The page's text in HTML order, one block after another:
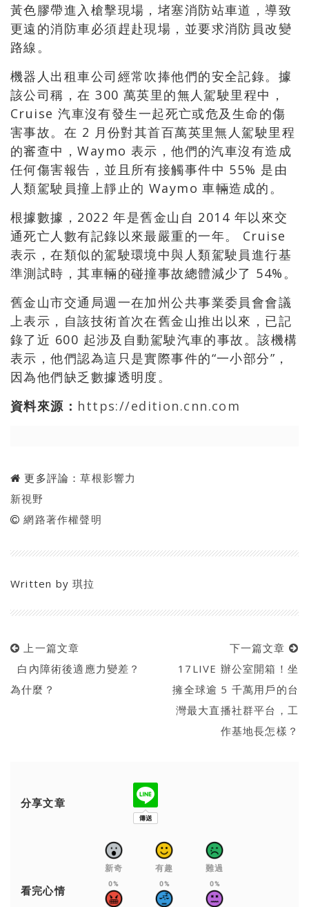
黃色膠帶進入槍擊現場，堵塞消防站車道，導致
更遠的消防車必須趕赴現場，並要求消防員改變
路線。
機器人出租車公司經常吹捧他們的安全記錄。據
該公司稱，在 300 萬英里的無人駕駛里程中，
Cruise 汽車沒有發生一起死亡或危及生命的傷
害事故。在 2 月份對其首百萬英里無人駕駛里程
的審查中，Waymo 表示，他們的汽車沒有造成
任何傷害報告，並且所有接觸事件中 55% 是由
人類駕駛員撞上靜止的 Waymo 車輛造成的。
根據數據，2022 年是舊金山自 2014 年以來交
通死亡人數有記錄以來最嚴重的一年。 Cruise
表示，在類似的駕駛環境中與人類駕駛員進行基
準測試時，其車輛的碰撞事故總體減少了 54%。
舊金山市交通局週一在加州公共事業委員會會議
上表示，自該技術首次在舊金山推出以來，已記
錄了近 600 起涉及自動駕駛汽車的事故。該機構
表示，他們認為這只是實際事件的“一小部分”，
因為他們缺乏數據透明度。
資料來源： https://edition.cnn.com
更多評論：草根影響力
新視野
網路著作權聲明
Written by琪拉
上一篇文章
白內障術後適應力變差？
為什麼？
下一篇文章
17LIVE 辦公室開箱！坐
擁全球逾 5 千萬用戶的台
灣最大直播社群平台，工
作基地長怎樣？
分享文章
看完心情
新奇
0%
有趣
0%
難過
0%